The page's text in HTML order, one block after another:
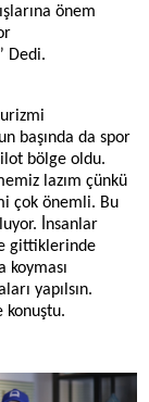
önem
Dedi.
başında da spor
bölge oldu.
lazım çünkü
çok önemli. Bu
İnsanlar
gittiklerinde
koyması
yapılsın.
konuştu.